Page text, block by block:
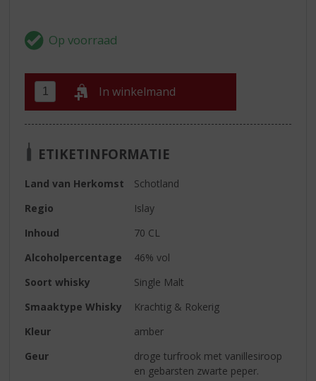
In winkelmand
ETIKETINFORMATIE
Land van Herkomst
Schotland
Regio
Islay
Inhoud
70 CL
Alcoholpercentage
46% vol
Soort whisky
Single Malt
Smaaktype Whisky
Krachtig & Rokerig
Kleur
amber
Geur
droge turfrook met vanillesiroop
en gebarsten zwarte peper.